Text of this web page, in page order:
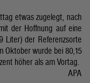
etwas zugelegt, nach
der Hoffnung auf eine
Liter) der Referenzsorte
Oktober wurde bei 80,15
höher als am Vortag.
APA